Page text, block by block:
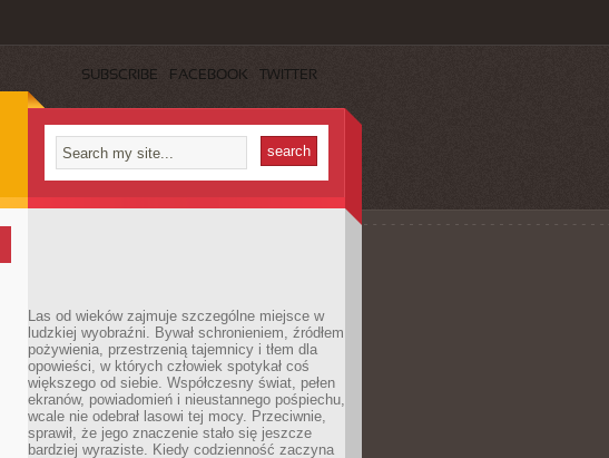
SUBSCRIBE FACEBOOK TWITTER
Las od wieków zajmuje szczególne miejsce w
ludzkiej wyobraźni. Bywał schronieniem, źródłem
pożywienia, przestrzenią tajemnicy i tłem dla
opowieści, w których człowiek spotykał coś
większego od siebie. Współczesny świat, pełen
ekranów, powiadomień i nieustannego pośpiechu,
wcale nie odebrał lasowi tej mocy. Przeciwnie,
sprawił, że jego znaczenie stało się jeszcze
bardziej wyraziste. Kiedy codzienność zaczyna